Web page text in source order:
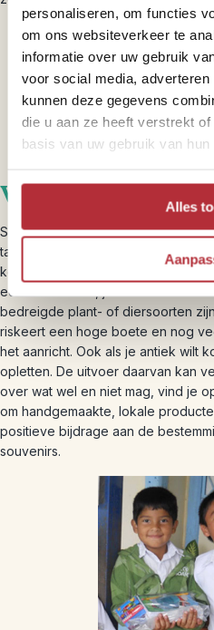
personaliseren, om functies
om ons websiteverkeer te
informatie over uw gebruik
voor social media,
kunnen deze gegevens
die u aan ze heeft verstrekt
basis van uw gebruik van
Alles
Verantwoorde
Souvenirs kopen is leuk, dat
tassen en beeldjes; het is moeilijk
komen. Vaak heeft het ook een
economie. Maar, je kunt niet
bedreigde plant- of diersoorten
riskeert een hoge boete en nog
het aanricht. Ook als je antiek wilt
opletten. De uitvoer daarvan kan
over wat wel en niet mag, vind je
om handgemaakte, lokale
positieve bijdrage aan de
souvenirs.